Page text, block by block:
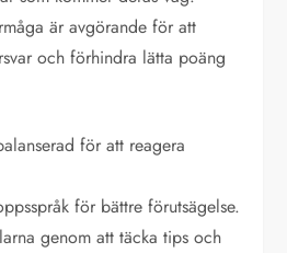
är avgörande för att
och förhindra lätta poäng
för att reagera
för bättre förutsägelse.
genom att täcka tips och